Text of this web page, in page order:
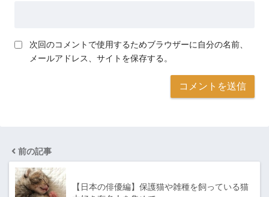
次回のコメントで使用するためブラウザーに自分の名前、
メールアドレス、サイトを保存する。
前の記事
【日本の俳優編】保護猫や雑種を飼っている猫